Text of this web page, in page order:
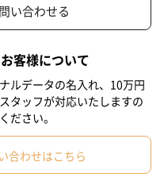
て♡
い合わせる
客様について
ルデータの名入れ、10万円
タッフが対応いたしますの
ださい。
合わせはこちら